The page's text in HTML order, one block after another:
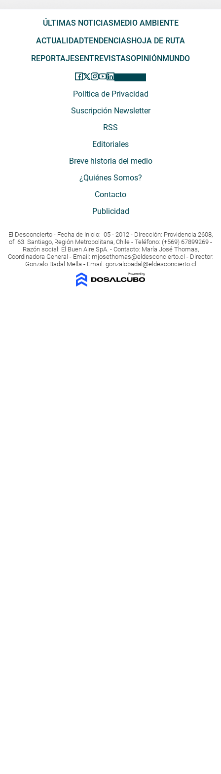
ÚLTIMAS NOTICIASMEDIO AMBIENTE
ACTUALIDADTENDENCIASHOJA DE RUTA
REPORTAJESENTREVISTASOPINIÓNMUNDO
Política de Privacidad
Suscripción Newsletter
RSS
Editoriales
Breve historia del medio
¿Quiénes Somos?
Contacto
Publicidad
El Desconcierto - Fecha de Inicio: 05 - 2012 - Dirección: Providencia 2608,
of. 63. Santiago, Región Metropolitana, Chile - Teléfono: (+569) 67899269 -
Razón social: El Buen Aire SpA. - Contacto: María José Thomas,
Coordinadora General - Email: mjosethomas@eldesconcierto.cl - Director:
Gonzalo Badal Mella - Email: gonzalobadal@eldesconcierto.cl